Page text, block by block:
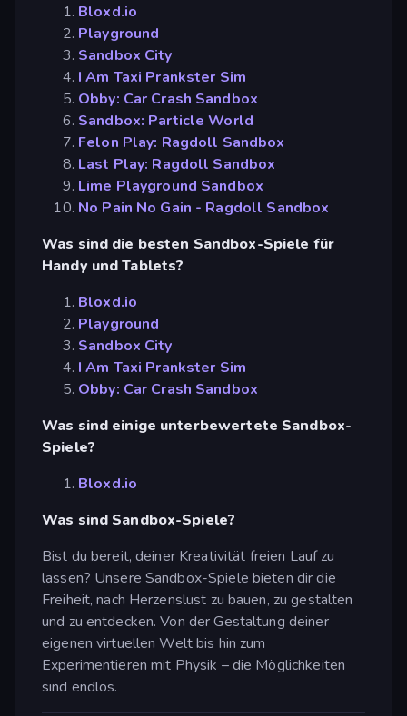
Bloxd.io
Playground
Sandbox City
I Am Taxi Prankster Sim
Obby: Car Crash Sandbox
Sandbox: Particle World
Felon Play: Ragdoll Sandbox
Last Play: Ragdoll Sandbox
Lime Playground Sandbox
No Pain No Gain - Ragdoll Sandbox
Was sind die besten Sandbox-Spiele für
Handy und Tablets?
Bloxd.io
Playground
Sandbox City
I Am Taxi Prankster Sim
Obby: Car Crash Sandbox
Was sind einige unterbewertete Sandbox-
Spiele?
Bloxd.io
Was sind Sandbox-Spiele?
Bist du bereit, deiner Kreativität freien Lauf zu
lassen? Unsere Sandbox-Spiele bieten dir die
Freiheit, nach Herzenslust zu bauen, zu gestalten
und zu entdecken. Von der Gestaltung deiner
eigenen virtuellen Welt bis hin zum
Experimentieren mit Physik – die Möglichkeiten
sind endlos.